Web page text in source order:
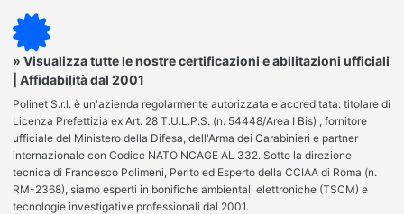
» Visualizza tutte le nostre certificazioni e abilitazioni ufficiali
| Affidabilità dal 2001
Polinet S.r.l. è un'azienda regolarmente autorizzata e accreditata: titolare di
Licenza Prefettizia ex Art. 28 T.U.L.P.S. (n. 54448/Area I Bis) , fornitore
ufficiale del Ministero della Difesa, dell'Arma dei Carabinieri e partner
internazionale con Codice NATO NCAGE AL 332. Sotto la direzione
tecnica di Francesco Polimeni, Perito ed Esperto della CCIAA di Roma (n.
RM-2368), siamo esperti in bonifiche ambientali elettroniche (TSCM) e
tecnologie investigative professionali dal 2001.